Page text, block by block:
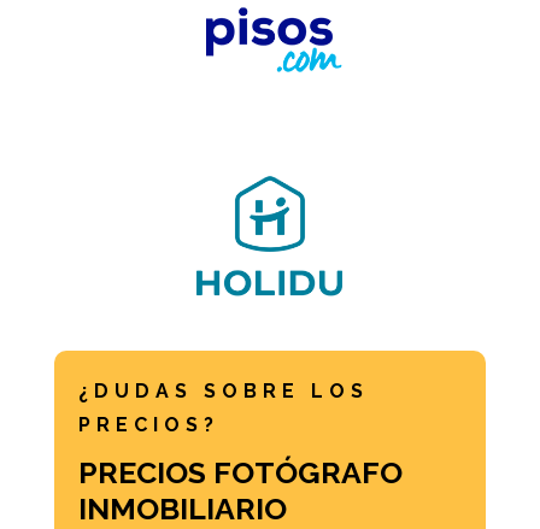
¿DUDAS SOBRE LOS
PRECIOS?
PRECIOS FOTÓGRAFO
INMOBILIARIO